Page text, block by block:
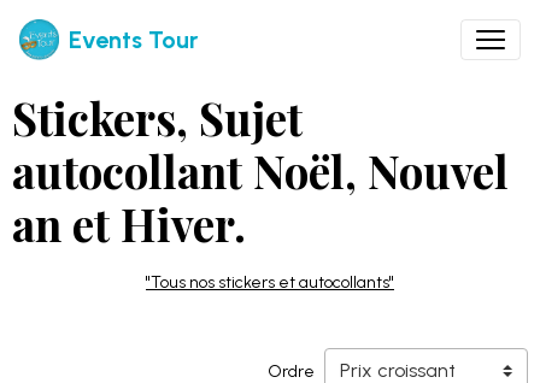
Events Tour
Stickers, Sujet
autocollant Noël, Nouvel
an et Hiver.
"Tous nos stickers et autocollants"
Ordre